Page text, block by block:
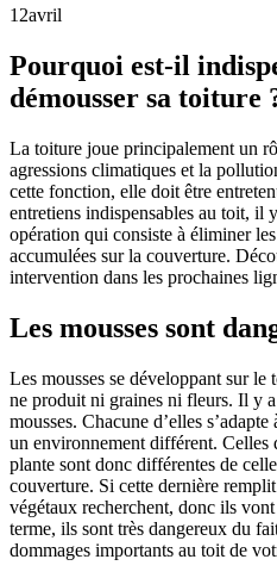
12avril
Pourquoi est-il
démousser sa toiture
La toiture joue principalement un
agressions climatiques et la
cette fonction, elle doit être
entretiens indispensables au toit, il
opération qui consiste à éliminer
accumulées sur la couverture.
intervention dans les prochaines
Les mousses sont
Les mousses se développant sur le
ne produit ni graines ni fleurs. Il y
mousses. Chacune d’elles
un environnement différent. Celles
plante sont donc différentes de
couverture. Si cette dernière
végétaux recherchent, donc ils
terme, ils sont très dangereux du
dommages importants au toit de